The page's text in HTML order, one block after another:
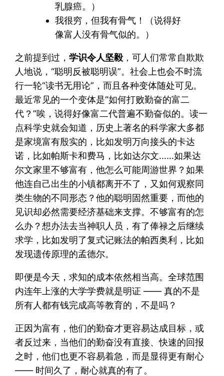
乳腺癌。）
我很穷，但我有骨气！（说得好
像富人没有骨气似的。）
之前提到过，学识令人坚毅，可人们常常自欺欺
人地说，“聪明反被聪明误”。社会上也会不时流
行一轮“读书无用论”，而且各种变体随处可见。
最近常见的一个变体是“如何打败勤奋的富二
代？”唉，说得好像富二代普遍不勤奋似的。读一
点科学史就会知道，历史上著名的科学家大多都
是家境富有殷实的，比如发明万向接头的卡达
诺，比如帕斯卡和费马，比如达尔文……如果达
尔文家里不够富有，他怎么可能周游世界？如果
他连自己出生的小镇都离开不了，又如何观察同
类生物的不同形态？他的聪明固然重要，而他的
见识却必然需要经济基础来支撑。不够富有的怎
么办？想办法去当神职人员，有了俸禄之后继续
求学，比如发明了复式记账法的帕西奥利，比如
发现遗传原理的孟德尔。
即便是今天，求知的成本依然相当高。全球范围
内连年上涨的大学学费就是明证 —— 真的不是
所有人都有钱完成高等教育的，不是吗？
正因为富有，他们的勤奋才更容易达成目标，或
者反过来，当他们的勤奋没有直接、快速的回报
之时，他们也更不容易着急，而是显得更有耐心
—— 时间久了，耐心就真的有了。